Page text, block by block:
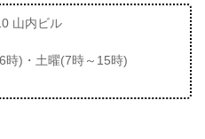
山内ビル
時)・土曜(7時～15時)